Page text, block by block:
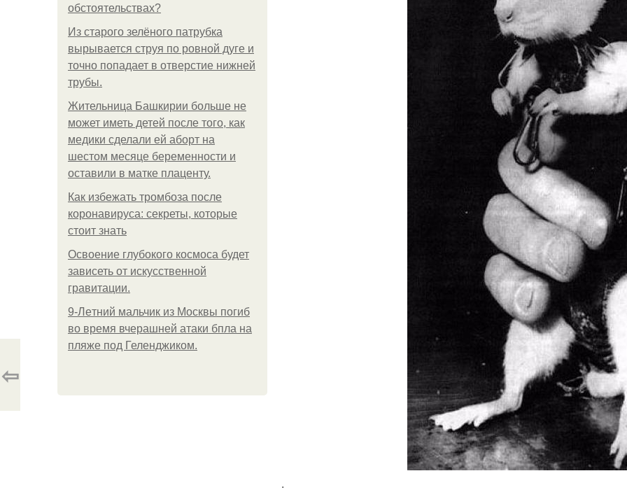
обстоятельствах?
Из старого зелёного патрубка
вырывается струя по ровной дуге и
точно попадает в отверстие нижней
трубы.
Жительница Башкирии больше не
может иметь детей после того, как
медики сделали ей аборт на
шестом месяце беременности и
оставили в матке плаценту.
Как избежать тромбоза после
коронавируса: секреты, которые
стоит знать
Освоение глубокого космоса будет
зависеть от искусственной
гравитации.
9-Лeтний мaльчик из Москвы погиб
во время вчерашней атаки бпла на
пляже под Геленджиком.
.
⇦